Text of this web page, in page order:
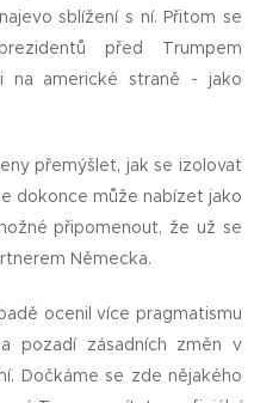
sblížení s ní. Přitom se
před Trumpem
na americké straně - jako
přemýšlet, jak se izolovat
dokonce může nabízet jako
připomenout, že už se
Německa.
ocenil více pragmatismu
pozadí zásadních změn v
Dočkáme se zde nějakého